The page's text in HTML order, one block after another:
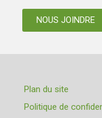
NOUS JOINDRE
Plan du site
Politique de